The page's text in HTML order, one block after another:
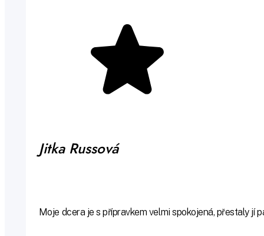
Jitka Russová
Moje dcera je s přípravkem velmi spokojená, přestaly jí